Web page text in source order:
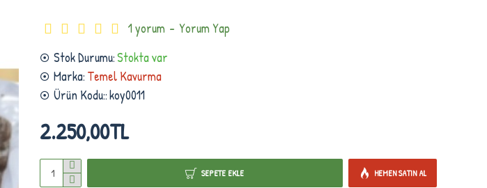
Stok Durumu:Stokta var
Marka: Temel Kavurma
Ürün Kodu::koy0011
1 yorum - Yorum Yap
2.250,00TL
SEPETE EKLE HEMEN SATIN AL